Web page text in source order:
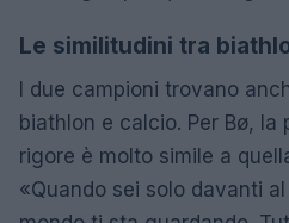
Le similitudini tra
I due campioni trovano
biathlon e calcio. Per Bø,
rigore è molto simile a
«Quando sei solo davanti